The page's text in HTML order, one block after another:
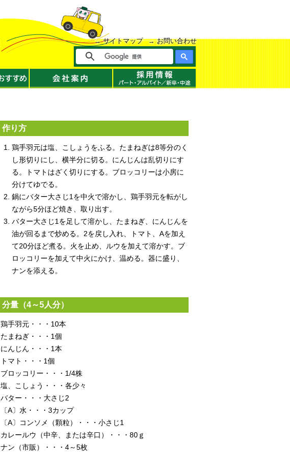
サイトマップ お問い合わせ
作り方
鶏手羽元は塩、こしょうをふる。たまねぎは8等分のく
し形切りにし、横半分に切る。にんじんは乱切りにす
る。トマトはざく切りにする。ブロッコリーは小房に
分けてゆでる。
鍋にバター大さじ1を中火で溶かし、鶏手羽元を転がし
ながら5分ほど焼き、取り出す。
バター大さじ1を足して溶かし、たまねぎ、にんじんを
油が回るまで炒める。2を戻し入れ、トマト、Aを加え
て20分ほど煮る。火を止め、ルウを加えて溶かす。ブ
ロッコリーを加えて中火にかけ、温める。器に盛り、
ナンを添える。
分量（4～5人分）
鶏手羽元・・・10本
たまねぎ・・・1個
にんじん・・・1本
トマト・・・1個
ブロッコリー・・・1/4株
塩、こしょう・・・各少々
バター・・・大さじ2
〔A〕水・・・3カップ
〔A〕コンソメ（顆粒）・・・小さじ1
カレールウ（中辛、または辛口）・・・80ｇ
ナン（市販）・・・4～5枚